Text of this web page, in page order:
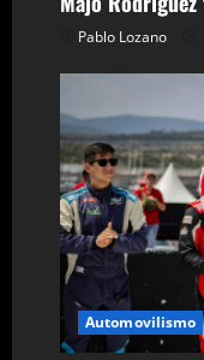
Pablo Lozano
Automovilismo